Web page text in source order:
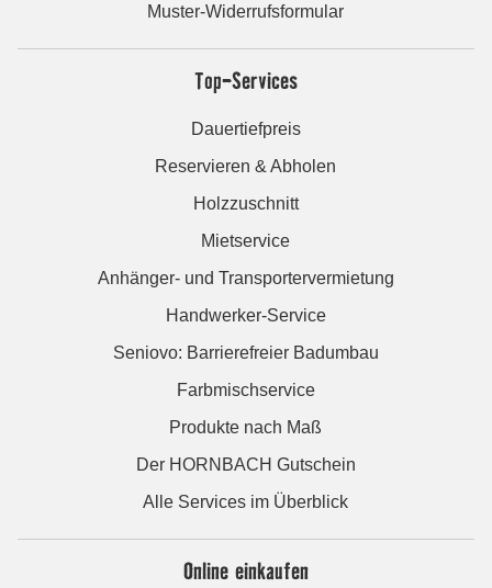
Muster-Widerrufsformular
Top-Services
Dauertiefpreis
Reservieren & Abholen
Holzzuschnitt
Mietservice
Anhänger- und Transportervermietung
Handwerker-Service
Seniovo: Barrierefreier Badumbau
Farbmischservice
Produkte nach Maß
Der HORNBACH Gutschein
Alle Services im Überblick
Online einkaufen